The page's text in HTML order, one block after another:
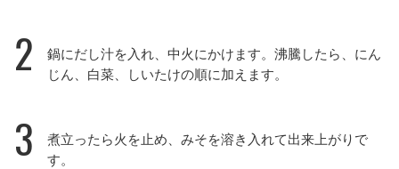
2
鍋にだし汁を入れ、中火にかけます。沸騰したら、にん
じん、白菜、しいたけの順に加えます。
3
煮立ったら火を止め、みそを溶き入れて出来上がりで
す。